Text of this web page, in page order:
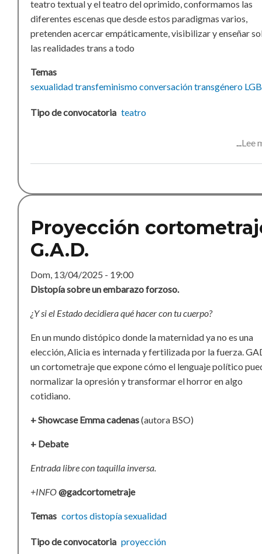
teatro textual y el teatro del oprimido, conformamos las
diferentes escenas que desde estos paradigmas varios,
pretenden acercar empáticamente, visibilizar y enseñar
las realidades trans a todo
Temas
sexualidadtransfeminismoconversacióntransgénero
Tipo de convocatoria teatro
Lee
Proyección
G.A.D.
Dom, 13/04/2025 - 19:00
Distopía sobre un embarazo forzoso.
¿Y si el Estado decidiera qué hacer con tu cuerpo?
En un mundo distópico donde la maternidad ya no es una
elección, Alicia es internada y fertilizada por la fuerza.
un cortometraje que expone cómo el lenguaje político
normalizar la opresión y transformar el horror en algo
cotidiano.
+ Showcase Emma cadenas(autora BSO)
+ Debate
Entrada libre con taquilla inversa.
+INFO@gadcortometraje
Temas cortos distopíasexualidad
Tipo de convocatoria proyección